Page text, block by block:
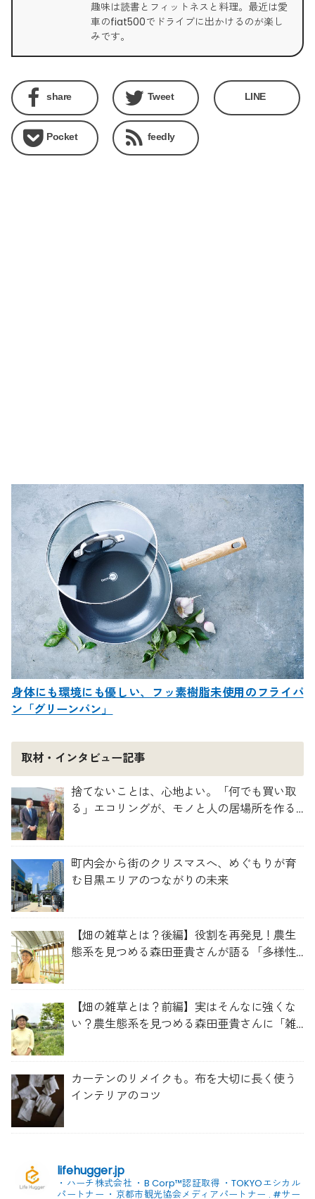
趣味は読書とフィットネスと料理。最近は愛
車のfiat500でドライブに出かけるのが楽し
みです。
share Tweet LINE
Pocket feedly
身体にも環境にも優しい、フッ素樹脂未使用のフライパ
ン「グリーンパン」
取材・インタビュー記事
捨てないことは、心地よい。「何でも買い取
る」エコリングが、モノと人の居場所を作る
町内会から街のクリスマスへ、めぐもりが育
む目黒エリアのつながりの未来
【畑の雑草とは？後編】役割を再発見！農生
態系を見つめる森田亜貴さんが語る「多様性
【畑の雑草とは？前編】実はそんなに強くな
い？農生態系を見つめる森田亜貴さんに「雑
カーテンのリメイクも。布を大切に長く使う
インテリアのコツ
lifehugger.jp
・ハーチ株式会社 ・B Corp™認証取得 ・TOKYOエシカル
パートナー ・京都市観光協会メディアパートナー . #サー